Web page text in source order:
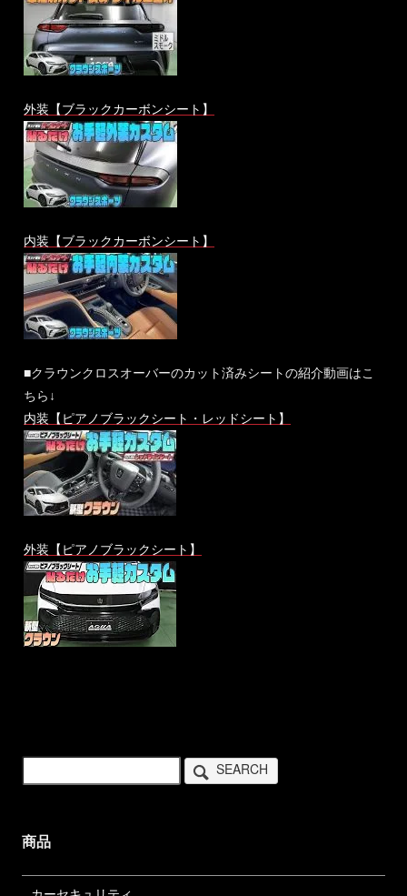
外装【ブラックカーボンシート】
内装【ブラックカーボンシート】
■クラウンクロスオーバーのカット済みシートの紹介動画はこ
ちら↓
内装【ピアノブラックシート・レッドシート】
外装【ピアノブラックシート】
SEARCH
商品